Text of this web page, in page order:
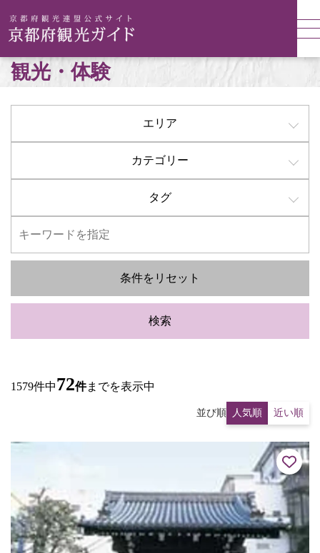
観光・体験
エリア
カテゴリー
タグ
条件をリセット
検索
1579件中72件までを表示中
並び順 人気順 近い順